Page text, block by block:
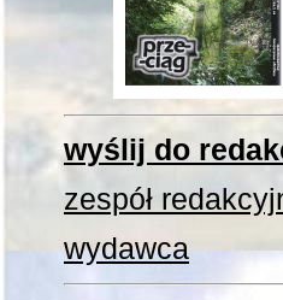
wyślij do
zespół
wydawca